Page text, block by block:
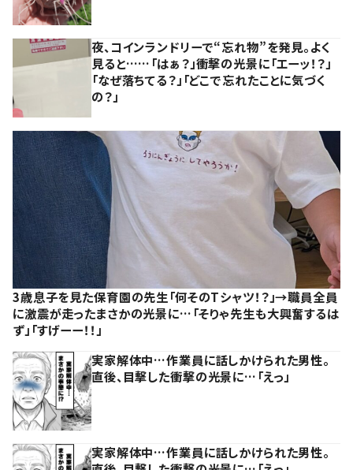
夜、コインランドリーで“忘れ物”を発見。よく
見ると……「はぁ？」衝撃の光景に「エーッ！？」
「なぜ落ちてる？」「どこで忘れたことに気づく
の？」
3歳息子を見た保育園の先生「何そのTシャツ！？」→職員全員
に激震が走ったまさかの光景に…「そりゃ先生も大興奮するは
ず」「すげーー！！」
実家解体中…作業員に話しかけられた男性。
直後、目撃した衝撃の光景に…「えっ」
実家解体中…作業員に話しかけられた男性。